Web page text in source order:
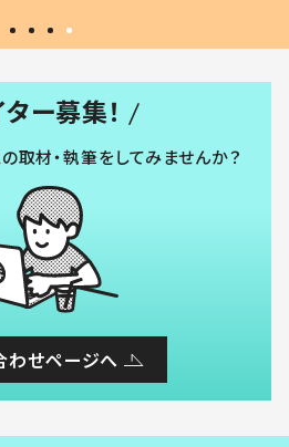
ー募集！
取材・執筆をしてみませんか？
わせページへ